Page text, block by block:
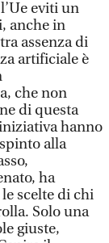
eviti un
anche in
assenza di
artificiale è
che non
di questa
hanno
alla
ha
scelte di chi
Solo una
giuste,